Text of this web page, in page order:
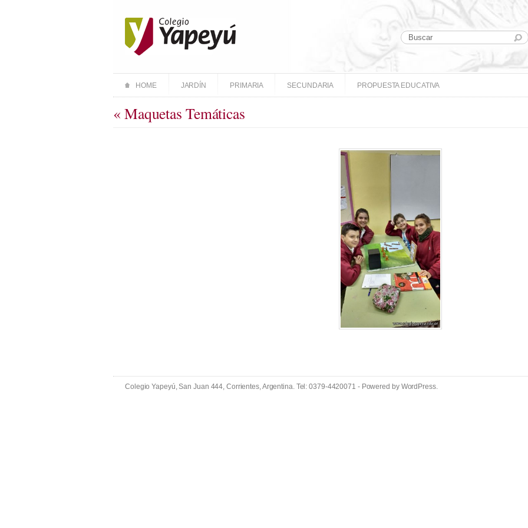
HOME JARDÍN PRIMARIA SECUNDARIA PROPUESTA EDUCATIVA
« Maquetas Temáticas
Colegio Yapeyú, San Juan 444, Corrientes, Argentina. Tel: 0379-4420071 - Powered by WordPress.